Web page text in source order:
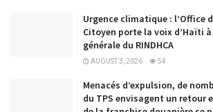
Urgence climatique : l’Office
Citoyen porte la voix d’Haïti à
générale du RINDHCA
AUGUST 3, 2026 54
Menacés d’expulsion, de
du TPS envisagent un retour